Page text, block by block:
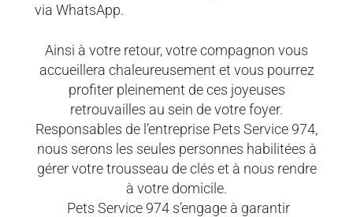
via WhatsApp.
Ainsi à votre retour, votre compagnon vous
accueillera chaleureusement et vous pourrez
profiter pleinement de ces joyeuses
retrouvailles au sein de votre foyer.
Responsables de l’entreprise Pets Service 974,
nous serons les seules personnes habilitées à
gérer votre trousseau de clés et à nous rendre
à votre domicile.
Pets Service 974 s’engage à garantir